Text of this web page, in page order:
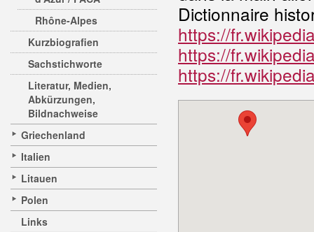
Rhône-Alpes
Kurzbiografien
Sachstichworte
Literatur, Medien,
Abkürzungen,
Bildnachweise
Griechenland
Italien
Litauen
Polen
Links
Dictionnaire
https://
https://
https://